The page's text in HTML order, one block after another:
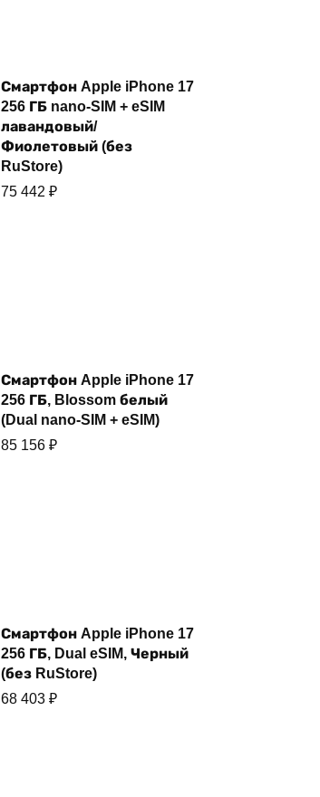
Купить
Смартфон Apple iPhone 17
256 ГБ nano-SIM + eSIM
лавандовый/
Фиолетовый (без
RuStore)
75 442 ₽
Купить
Смартфон Apple iPhone 17
256 ГБ, Blossom белый
(Dual nano-SIM + eSIM)
85 156 ₽
Купить
Смартфон Apple iPhone 17
256 ГБ, Dual eSIM, Черный
(без RuStore)
68 403 ₽